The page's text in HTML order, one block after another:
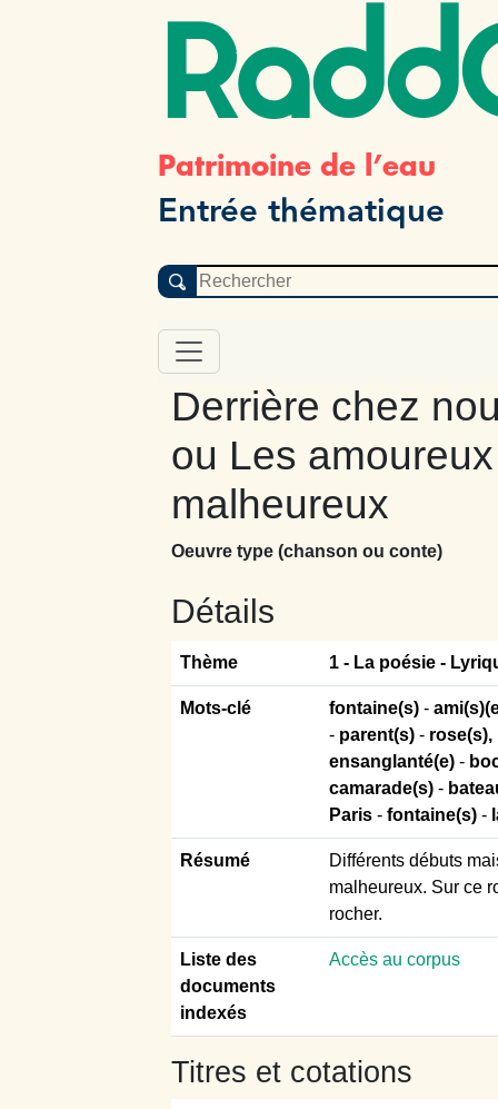
Patrimoine de l’eau
Entrée thématique
Derrière chez
ou Les
malheureux
Oeuvre type (chanson ou conte)
Détails
Thème 1 - La poésie -
Mots-clé fontaine(s) -
- parent(s) - rose(s),
ensanglanté(e) -
camarade(s) -
Paris - fontaine(s) -
Résumé
Différents débuts
malheureux. Sur ce
rocher.
Liste des
documents
indexés
Accès au corpus
Titres et cotations